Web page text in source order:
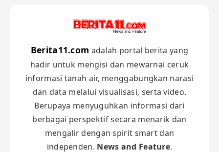
Berita11.com adalah portal berita yang
hadir untuk mengisi dan mewarnai ceruk
informasi tanah air, menggabungkan narasi
dan data melalui visualisasi, serta video.
Berupaya menyuguhkan informasi dari
berbagai perspektif secara menarik dan
mengalir dengan spirit smart dan
independen. News and Feature.